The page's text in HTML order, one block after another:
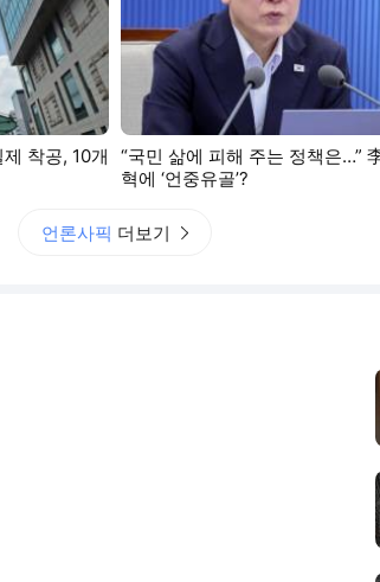
제 착공, 10개
“국민 삶에 피해 주는 정책은…”
혁에 ‘언중유골’?
언론사픽 더보기